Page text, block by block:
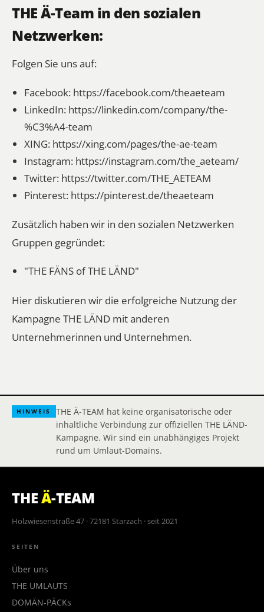
THE Ä-Team in den sozialen
Netzwerken:
Folgen Sie uns auf:
Facebook: https://facebook.com/theaeteam
LinkedIn: https://linkedin.com/company/the-
%C3%A4-team
XING: https://xing.com/pages/the-ae-team
Instagram: https://instagram.com/the_aeteam/
Twitter: https://twitter.com/THE_AETEAM
Pinterest: https://pinterest.de/theaeteam
Zusätzlich haben wir in den sozialen Netzwerken
Gruppen gegründet:
"THE FÄNS of THE LÄND"
Hier diskutieren wir die erfolgreiche Nutzung der
Kampagne THE LÄND mit anderen
Unternehmerinnen und Unternehmen.
HINWEIS
THE Ä-TEAM hat keine organisatorische oder
inhaltliche Verbindung zur offiziellen THE LÄND-
Kampagne. Wir sind ein unabhängiges Projekt
rund um Umlaut-Domains.
THEÄ-TEAM
Holzwiesenstraße 47 · 72181 Starzach · seit 2021
SEITEN
Über uns
THE UMLAUTS
DOMÄN-PÄCKs